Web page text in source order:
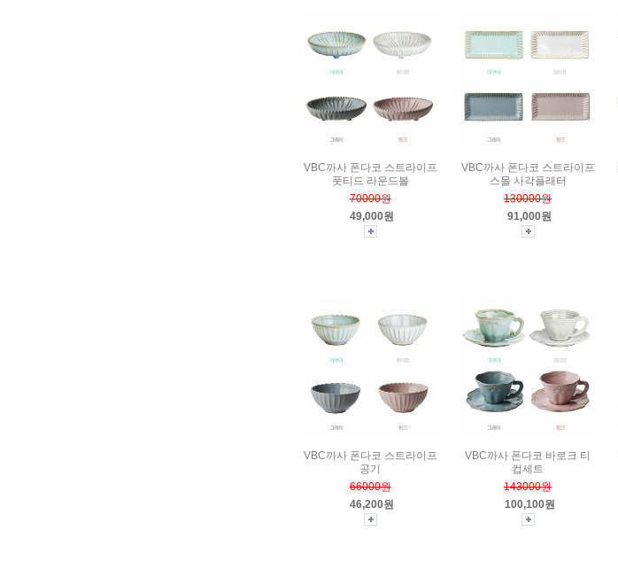
VBC까사 폰다코 스트라이프
풋티드 라운드볼
70000원
49,000원
VBC까사 폰다코 스트라이프
스몰 사각플래터
130000원
91,000원
VBC까사 폰다코 스트라이프
공기
66000원
46,200원
VBC까사 폰다코 바로크 티
컵세트
143000원
100,100원